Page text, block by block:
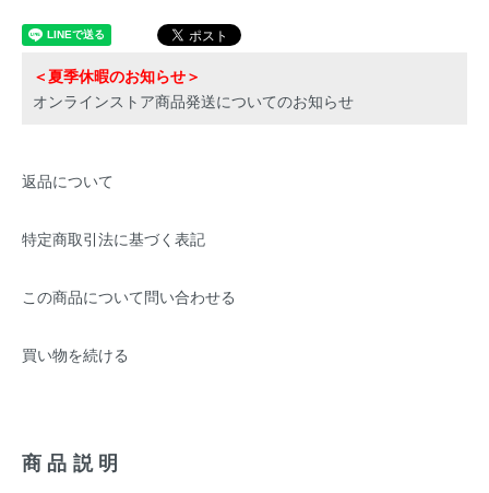
＜夏季休暇のお知らせ＞
オンラインストア商品発送についてのお知らせ
返品について
特定商取引法に基づく表記
この商品について問い合わせる
買い物を続ける
商品説明